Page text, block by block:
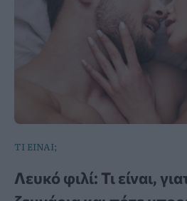
ΤΙ ΕΙΝΑΙ;
Λευκό φιλί: Τι είναι,